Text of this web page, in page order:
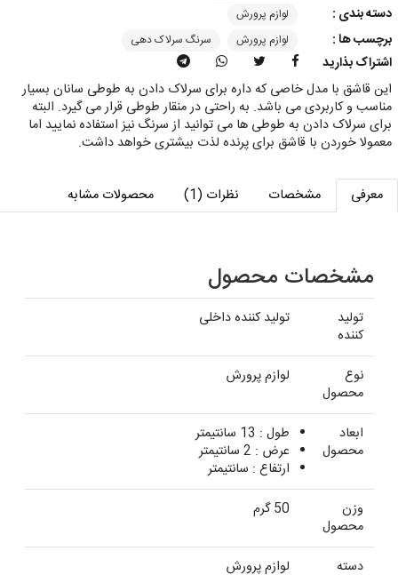
دسته بندی : لوازم پرورش
برچسب ها : لوازم پرورش سرنگ سرلاک دهی
اشتراک بذارید
این قاشق با مدل خاصی که داره برای سرلاک دادن به طوطی سانان بسیار
مناسب و کاربردی می باشد. به راحتی در منقار طوطی قرار می گیرد. البته
برای سرلاک دادن به طوطی ها می توانید از سرنگ نیز استفاده نمایید اما
معمولا خوردن با قاشق برای پرنده لذت بیشتری خواهد داشت.
معرفی مشخصات نظرات (1) محصولات مشابه
مشخصات محصول
تولید
کننده
تولید کننده داخلی
نوع
محصول
لوازم پرورش
ابعاد
محصول
طول : 13 سانتیمتر
عرض : 2 سانتیمتر
ارتفاع : سانتیمتر
وزن
محصول
50 گرم
دسته
لوازم پرورش